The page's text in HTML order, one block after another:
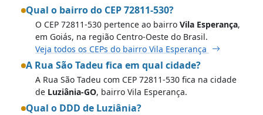
Qual o bairro do CEP 72811-530?
O CEP 72811-530 pertence ao bairro Vila Esperança,
em Goiás, na região Centro-Oeste do Brasil.
Veja todos os CEPs do bairro Vila Esperança
A Rua São Tadeu fica em qual cidade?
A Rua São Tadeu com CEP 72811-530 fica na cidade
de Luziânia-GO, bairro Vila Esperança.
Qual o DDD de Luziânia?